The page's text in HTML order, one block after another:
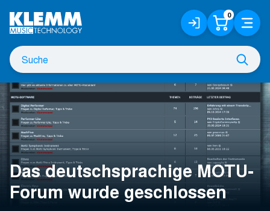
Hauptinhalt
Suche
nach
Anmelden
/
Registrieren
0 Menü
Das deutschsprachige MOTU-
Forum wurde geschlossen